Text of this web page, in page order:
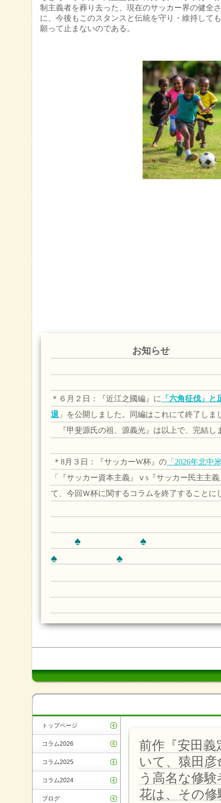
制主義者を葬り去った、現在のサッカー界の健全
に、今後もこのスタンスと伝統を守り・維持して
願って止まないのである。
お知らせ
＊６月２日：『近江之國編』 に
「六角征伐」と
退 」を公開しました。同編はこれにて終了しま
『甲斐源氏の祖、源義光』は以上で、完結し
＊8月３日：『サッカーW杯』の 「2026年北中
「『サッカー資本主義』ⅴs『サッカー民主主
て、今回Ｗ杯に関するコラムを終了することに
♠ ♠
♠ ♠
前作『安田義
いて、猿田
う高名な修
花は、その
トップページ
コラム2026
コラム2025
コラム2024
ブログ